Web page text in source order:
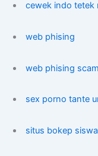
cewek indo tetek
web phising
web phising
sex porno tante
situs bokep